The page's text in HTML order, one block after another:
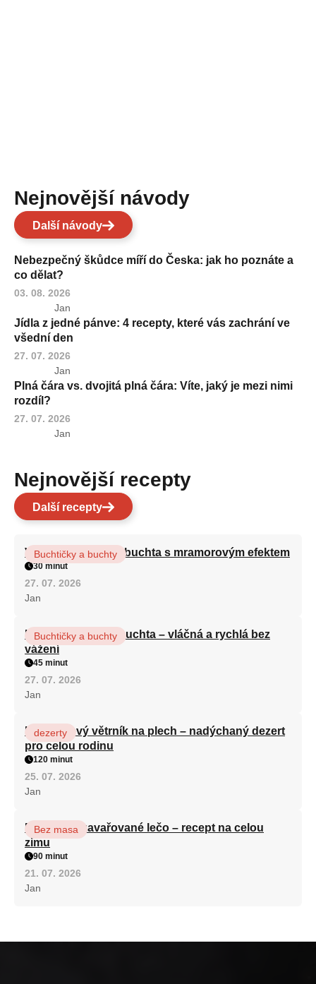
Nejnovější návody
Další návody
Nebezpečný škůdce míří do Česka: jak ho poznáte a
co dělat?
03. 08. 2026
Jan
Jídla z jedné pánve: 4 recepty, které vás zachrání ve
všední den
27. 07. 2026
Jan
Plná čára vs. dvojitá plná čára: Víte, jaký je mezi nimi
rozdíl?
27. 07. 2026
Jan
Nejnovější recepty
Další recepty
Vláčná olejová litá buchta s mramorovým efektem
Buchtičky a buchty
30 minut
27. 07. 2026
Jan
Hrnková maková buchta – vláčná a rychlá bez
vážení
Buchtičky a buchty
45 minut
27. 07. 2026
Jan
Karamelový větrník na plech – nadýchaný dezert
pro celou rodinu
dezerty
120 minut
25. 07. 2026
Jan
Babiččino zavařované lečo – recept na celou
zimu
Bez masa
90 minut
21. 07. 2026
Jan